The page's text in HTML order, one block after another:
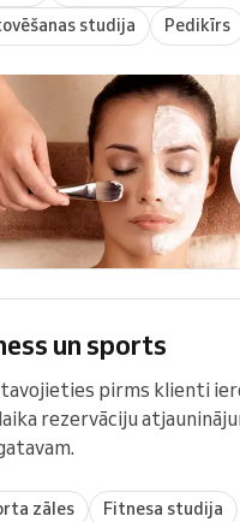
studija
Pedikīrs
un sports
pirms klienti
rezervāciju
zāles
Fitnesa studija